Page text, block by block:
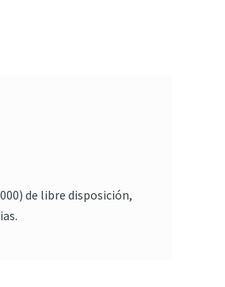
de libre disposición,